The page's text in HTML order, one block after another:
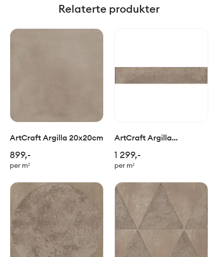
Relaterte produkter
ArtCraft Argilla 20x20cm
899,-
per m²
ArtCraft Argilla
1 299,-
per m²